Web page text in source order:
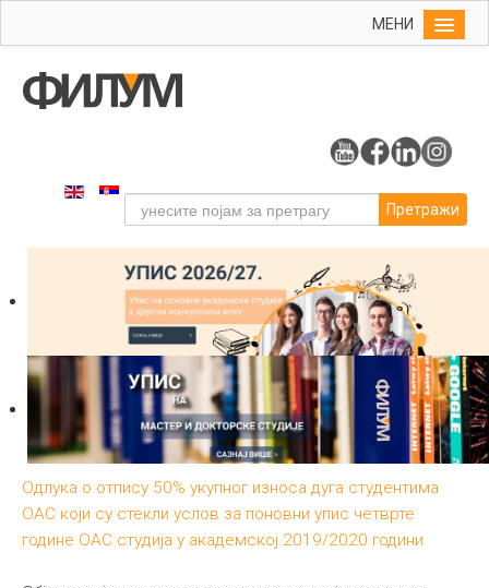
МЕНИ
Упис
Уметност
Студенти
Међународна
Претражи
Одлука о отпису 50% укупног износа дуга студентима
ОАС који су стекли услов за поновни упис четврте
године ОАС студија у академској 2019/2020.години